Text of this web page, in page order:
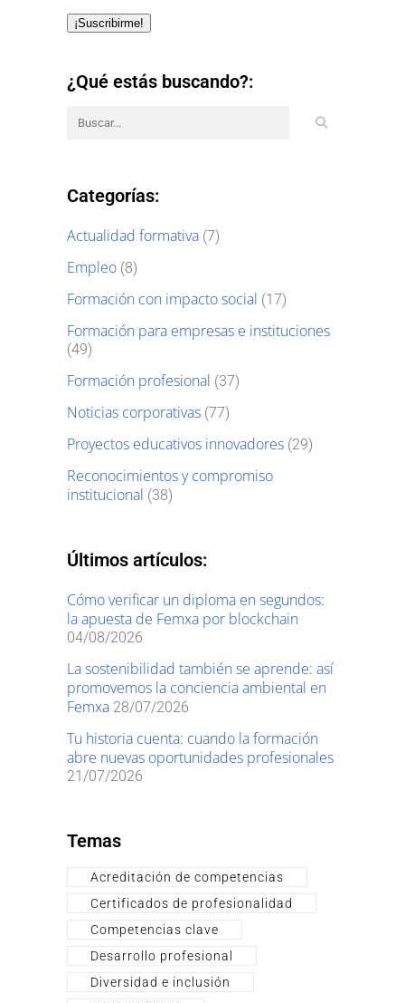
¡Suscribirme!
¿Qué estás buscando?:
Categorías:
Actualidad formativa (7)
Empleo (8)
Formación con impacto social (17)
Formación para empresas e instituciones
(49)
Formación profesional (37)
Noticias corporativas (77)
Proyectos educativos innovadores (29)
Reconocimientos y compromiso
institucional (38)
Últimos artículos:
Cómo verificar un diploma en segundos:
la apuesta de Femxa por blockchain
04/08/2026
La sostenibilidad también se aprende: así
promovemos la conciencia ambiental en
Femxa 28/07/2026
Tu historia cuenta: cuando la formación
abre nuevas oportunidades profesionales
21/07/2026
Temas
Acreditación de competencias
Certificados de profesionalidad
Competencias clave
Desarrollo profesional
Diversidad e inclusión